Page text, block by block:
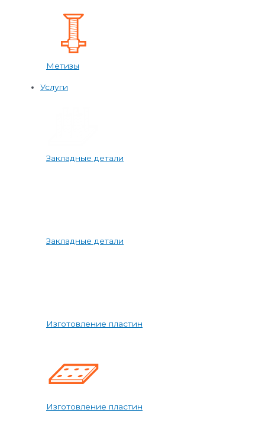
Метизы
Услуги
Закладные детали
Закладные детали
Изготовление пластин
Изготовление пластин